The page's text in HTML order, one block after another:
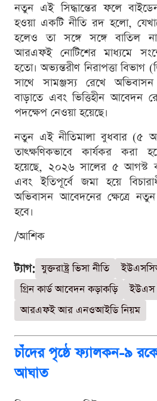
নতুন এই সিদ্ধান্তের ফলে
হওয়া একটি নীতি রদ হলো,
হলেও তা সঙ্গে সঙ্গে বাতিল
আরএফই নোটিশের মাধ্যমে
হতো। অভ্যন্তরীণ নিরাপত্তা
সাথে সামঞ্জস্য রেখে অভিবাসন
বাড়াতে এবং ভিত্তিহীন
পদক্ষেপ নেওয়া হয়েছে।
নতুন এই নীতিমালা বুধবার (৫
তাৎক্ষণিকভাবে কার্যকর করা
হয়েছে, ২০২৬ সালের ৫ আগস্ট
এবং ইতিপূর্বে জমা হয়ে
অভিবাসন আবেদনের ক্ষেত্রে
হবে।
/আশিক
ট্যাগ: যুক্তরাষ্ট্র ভিসা নীতি
গ্রিন কার্ড আবেদন কড়াকড়ি
ইউএস
আরএফই আর এনওআইডি নিয়ম
চাঁদের পৃষ্ঠে ফ্যালকন-৯
আঘাত